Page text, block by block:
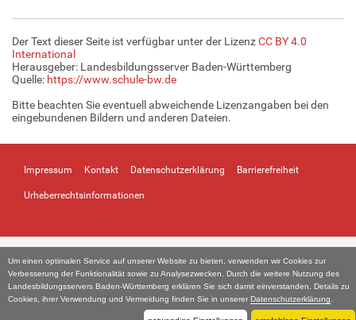
Um einen optimalen Service auf unserer Website zu bieten, verwenden wir Cookies zur
Verbesserung der Funktionalität sowie zu Analysezwecken. Durch die weitere Nutzung des
Landesbildungsservers Baden-Württemberg erklären Sie sich damit einverstanden. Details zu
Cookies, ihrer Verwendung und Vermeidung finden Sie in unserer Datenschutzerklärung
Der Text dieser Seite ist verfügbar unter der LizenzCC BY 4.0
International
Herausgeber: Landesbildungsserver Baden-Württemberg
Quelle: https://www.schule-bw.de
Bitte beachten Sie eventuell abweichende Lizenzangaben bei den
eingebundenen Bildern und anderen Dateien.
Impressum Kontakt Datenschutzerklärung Barrierefreiheit
Urheberrechtsinformationen